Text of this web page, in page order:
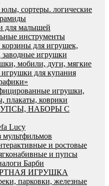
сортеры. логические
для малышей
инструменты
для игрушек,
заводные игрушки
мобили, дуги, мягкие
для купания
игрушки,
плакаты, коврики
НАБОРЫ С
Lucy
и ростовые
и пупсы
Барби
ИГРУШКА
парковки, железные